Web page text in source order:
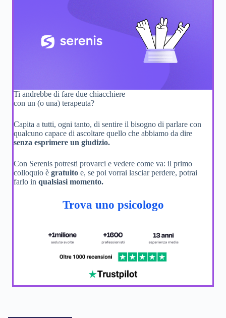
Ti andrebbe di fare due chiacchiere
con un (o una) terapeuta?
Capita a tutti, ogni tanto, di sentire il bisogno di parlare con
qualcuno capace di ascoltare quello che abbiamo da dire
senza esprimere un giudizio.
Con Serenis potresti provarci e vedere come va: il primo
colloquio è gratuito e, se poi vorrai lasciar perdere, potrai
farlo in qualsiasi momento.
Trova uno psicologo